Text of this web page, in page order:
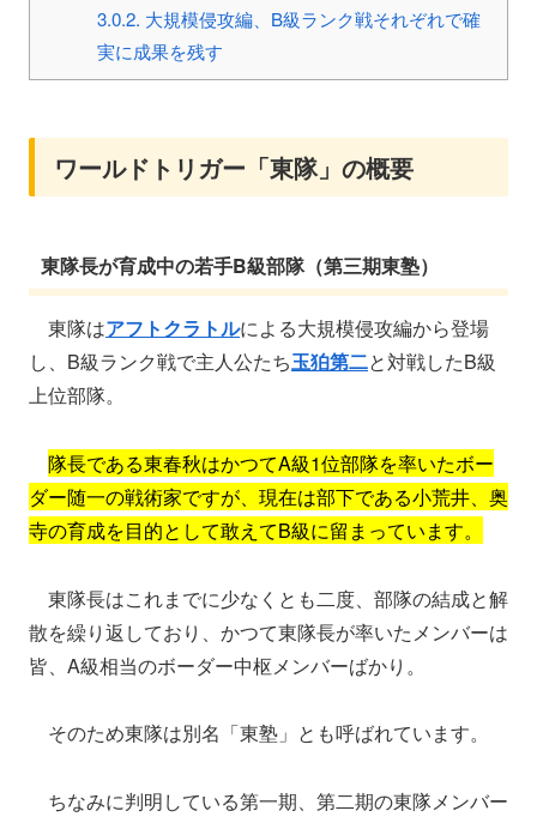
3.0.2. 大規模侵攻編、B級ランク戦それぞれで確
実に成果を残す
ワールドトリガー「東隊」の概要
東隊長が育成中の若手B級部隊（第三期東塾）
東隊はアフトクラトルによる大規模侵攻編から登場
し、B級ランク戦で主人公たち玉狛第二と対戦したB級
上位部隊。
隊長である東春秋はかつてA級1位部隊を率いたボー
ダー随一の戦術家ですが、現在は部下である小荒井、奥
寺の育成を目的として敢えてB級に留まっています。
東隊長はこれまでに少なくとも二度、部隊の結成と解
散を繰り返しており、かつて東隊長が率いたメンバーは
皆、A級相当のボーダー中枢メンバーばかり。
そのため東隊は別名「東塾」とも呼ばれています。
ちなみに判明している第一期、第二期の東隊メンバー